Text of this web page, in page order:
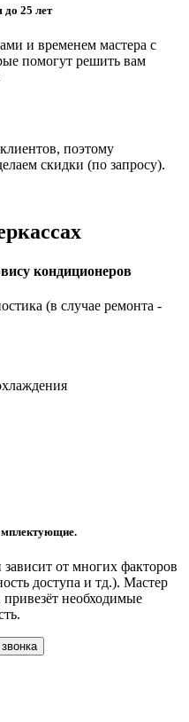
25 лет
и временем мастера с
помогут решить вам
поэтому
скидки (по запросу).
кондиционеров
(в случае ремонта -
зависит от многих факторов
доступа и тд.). Мастер
привезёт необходимые